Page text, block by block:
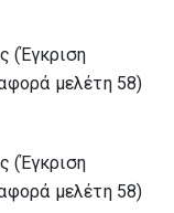
(Έγκριση
μελέτη 58)
(Έγκριση
μελέτη 58)